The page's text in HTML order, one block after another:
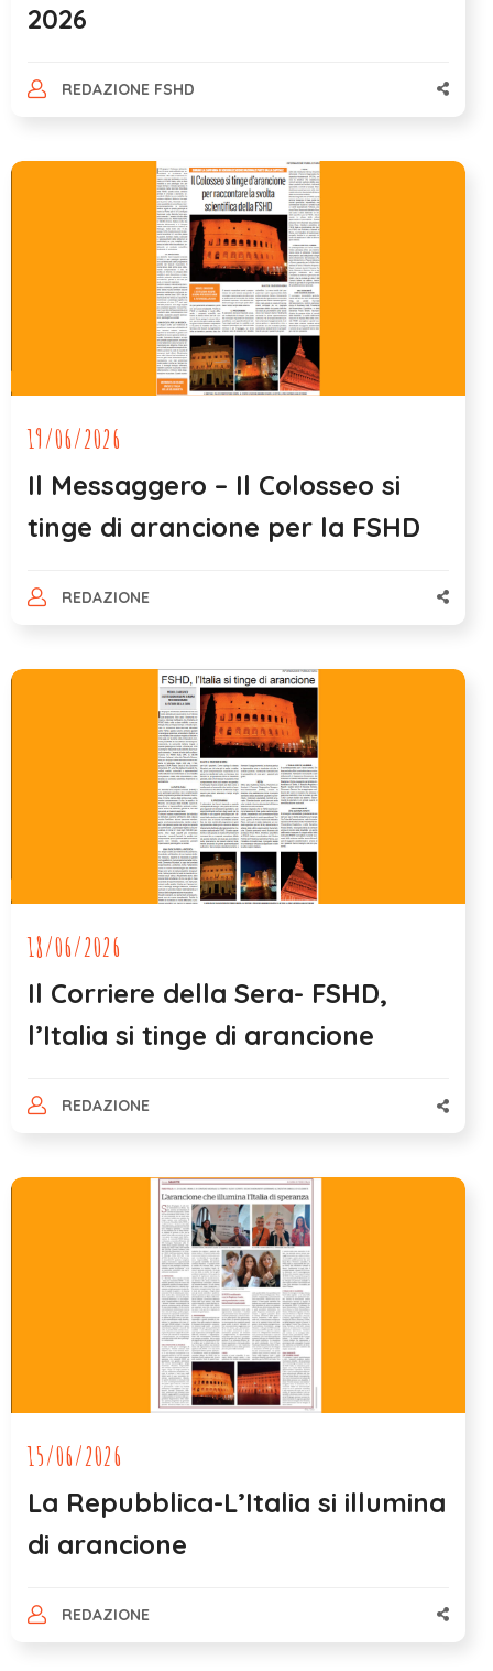
2026
REDAZIONE FSHD
19/06/2026
Il Messaggero – Il Colosseo si
tinge di arancione per la FSHD
REDAZIONE
18/06/2026
Il Corriere della Sera- FSHD,
l’Italia si tinge di arancione
REDAZIONE
15/06/2026
La Repubblica-L’Italia si illumina
di arancione
REDAZIONE